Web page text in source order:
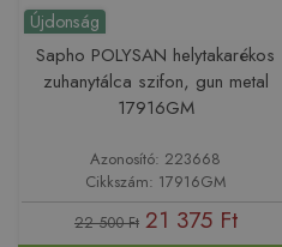
Újdonság
Sapho POLYSAN helytakarékos
zuhanytálca szifon, gun metal
17916GM
Azonosító: 223668
Cikkszám: 17916GM
22 500 Ft 21 375 Ft